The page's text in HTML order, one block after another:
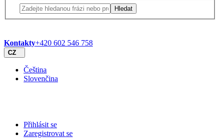
Hledat
Kontakty+420 602 546 758
CZ
Čeština
Slovenčina
Přihlásit se
Zaregistrovat se